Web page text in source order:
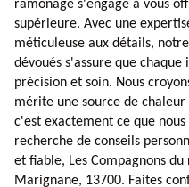
ramonage s'engage à vous
supérieure. Avec une
méticuleuse aux détails,
dévoués s'assure que
précision et soin. Nous
mérite une source de
c'est exactement ce que
recherche de conseils
et fiable, Les Compagnons
Marignane, 13700. Faites